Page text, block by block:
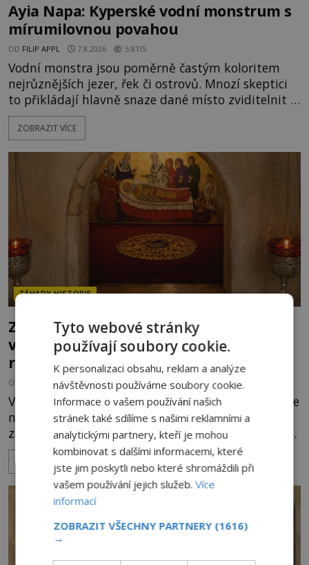
Ayia Napa: Kyperské vodní monstrum s
mírumilovnou povahou
OD FILIP APPL 7.8.2026 5.8TIS
Vodní monstra jsou poměrně častým koloritem
nejrůznějších jezer, řek či ostrovů. Mnozí skeptici
to přikládají hlavně snaze dané místo zviditelnit a
přitáhnout k němu pozornost záhadám
nakloněných turistů. Je to také případ kyperského
legendami o něm ukrývat nějaký pravdivý základ?
V blízkosti Mysu Greco, jak se přez
ZOBRAZIT VÍCE
ZÁHADY HISTORIE
Ztracený hrob svatého Mikuláše: Tajná
výprava, která odnesla nejslavnější
relikvii do Itálie
OD HELENA STEJSKALOVÁ 7.8.2026 3.3TIS
V tichu starobylého chrámu v Myře zůstává po více
než sedm století hrob muže, kterému se připisují
zázraky, pomoc chudým i záchrana námořníků v
bouřích. Pak ale přichází rok 1087 a klidné místo
se mění v dějiště podivné noční výpravy. Skupina
italských námořníků otevírá hrob svatého
Mikuláše a odváží jeho ostatky přes moře do Bari.
promyšlená krádež,
Tyto webové stránky
používají soubory cookie.
K personalizaci obsahu, reklam a analýze
návštěvnosti používáme soubory cookie.
Informace o vašem používání našich
stránek také sdílíme s našimi reklamními a
analytickými partnery, kteří je mohou
kombinovat s dalšími informacemi, které
jste jim poskytli nebo které shromáždili při
vašem používání jejich služeb.Více
informací
ZOBRAZIT VŠECHNY PARTNERY (1616)
→